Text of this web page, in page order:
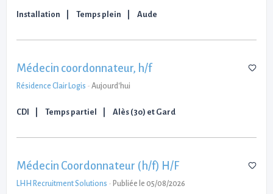
Installation Temps plein Aude
Médecin coordonnateur, h/f
Résidence Clair Logis - Aujourd'hui
CDI Temps partiel Alès (30) et Gard
Médecin Coordonnateur (h/f) H/F
LHH Recruitment Solutions - Publiée le 05/08/2026